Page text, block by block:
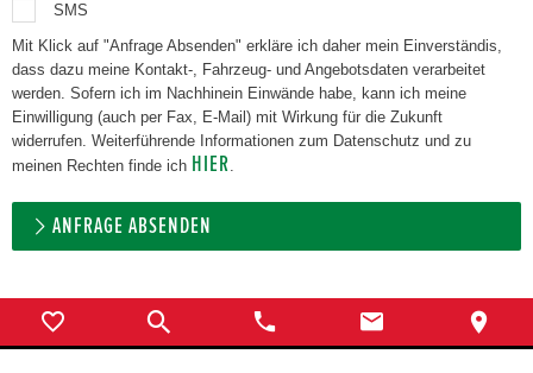
SMS
Mit Klick auf "Anfrage Absenden" erkläre ich daher mein Einverständis,
dass dazu meine Kontakt-, Fahrzeug- und Angebotsdaten verarbeitet
werden. Sofern ich im Nachhinein Einwände habe, kann ich meine
Einwilligung (auch per Fax, E-Mail) mit Wirkung für die Zukunft
widerrufen. Weiterführende Informationen zum Datenschutz und zu
meinen Rechten finde ich HIER.
ANFRAGE ABSENDEN